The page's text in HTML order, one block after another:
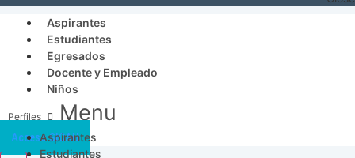
Aspirantes
Estudiantes
Egresados
Docente y Empleado
Niños
Menu
Aspirantes
Estudiantes
Acceso SICAU